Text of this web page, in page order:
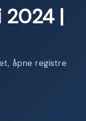
2024 |
åpne registre